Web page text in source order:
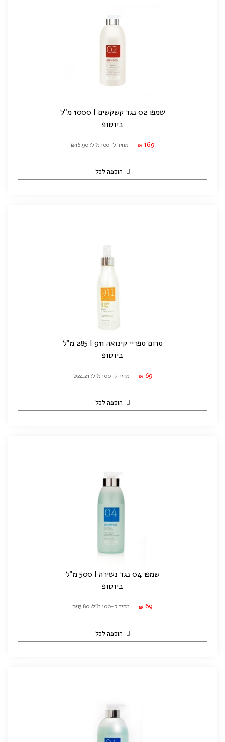
שמפו 02 נגד קשקשים | 1000 מ"ל
ביוטופ
₪ 169 מחיר ל-100 מ"ל: ₪16.90
הוספה לסל
סרום ספריי קינואה 911 | 285 מ"ל
ביוטופ
₪ 69 מחיר ל-100 מ"ל: ₪24.21
הוספה לסל
שמפו 04 נגד נשירה | 500 מ"ל
ביוטופ
₪ 69 מחיר ל-100 מ"ל: ₪13.80
הוספה לסל